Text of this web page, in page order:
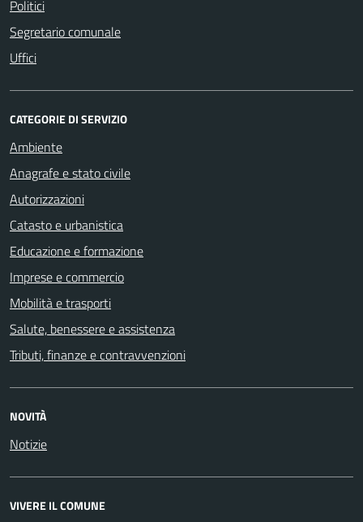
Politici
Segretario comunale
Uffici
CATEGORIE DI SERVIZIO
Ambiente
Anagrafe e stato civile
Autorizzazioni
Catasto e urbanistica
Educazione e formazione
Imprese e commercio
Mobilità e trasporti
Salute, benessere e assistenza
Tributi, finanze e contravvenzioni
NOVITÀ
Notizie
VIVERE IL COMUNE